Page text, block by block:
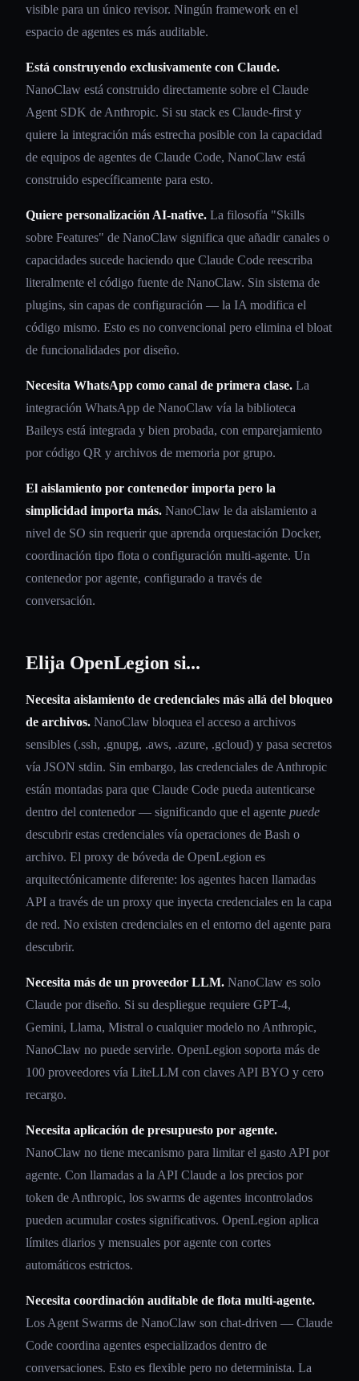
visible para un único revisor. Ningún framework en el
espacio de agentes es más auditable.
Está construyendo exclusivamente con Claude.
NanoClaw está construido directamente sobre el Claude
Agent SDK de Anthropic. Si su stack es Claude-first y
quiere la integración más estrecha posible con la capacidad
de equipos de agentes de Claude Code, NanoClaw está
construido específicamente para esto.
Quiere personalización AI-native. La filosofía "Skills
sobre Features" de NanoClaw significa que añadir canales o
capacidades sucede haciendo que Claude Code reescriba
literalmente el código fuente de NanoClaw. Sin sistema de
plugins, sin capas de configuración — la IA modifica el
código mismo. Esto es no convencional pero elimina el bloat
de funcionalidades por diseño.
Necesita WhatsApp como canal de primera clase. La
integración WhatsApp de NanoClaw vía la biblioteca
Baileys está integrada y bien probada, con emparejamiento
por código QR y archivos de memoria por grupo.
El aislamiento por contenedor importa pero la
simplicidad importa más. NanoClaw le da aislamiento a
nivel de SO sin requerir que aprenda orquestación Docker,
coordinación tipo flota o configuración multi-agente. Un
contenedor por agente, configurado a través de
conversación.
Elija OpenLegion si...
Necesita aislamiento de credenciales más allá del bloqueo
de archivos. NanoClaw bloquea el acceso a archivos
sensibles (.ssh, .gnupg, .aws, .azure, .gcloud) y pasa secretos
vía JSON stdin. Sin embargo, las credenciales de Anthropic
están montadas para que Claude Code pueda autenticarse
dentro del contenedor — significando que el agente puede
descubrir estas credenciales vía operaciones de Bash o
archivo. El proxy de bóveda de OpenLegion es
arquitectónicamente diferente: los agentes hacen llamadas
API a través de un proxy que inyecta credenciales en la capa
de red. No existen credenciales en el entorno del agente para
descubrir.
Necesita más de un proveedor LLM. NanoClaw es solo
Claude por diseño. Si su despliegue requiere GPT-4,
Gemini, Llama, Mistral o cualquier modelo no Anthropic,
NanoClaw no puede servirle. OpenLegion soporta más de
100 proveedores vía LiteLLM con claves API BYO y cero
recargo.
Necesita aplicación de presupuesto por agente.
NanoClaw no tiene mecanismo para limitar el gasto API por
agente. Con llamadas a la API Claude a los precios por
token de Anthropic, los swarms de agentes incontrolados
pueden acumular costes significativos. OpenLegion aplica
límites diarios y mensuales por agente con cortes
automáticos estrictos.
Necesita coordinación auditable de flota multi-agente.
Los Agent Swarms de NanoClaw son chat-driven — Claude
Code coordina agentes especializados dentro de
conversaciones. Esto es flexible pero no determinista. La